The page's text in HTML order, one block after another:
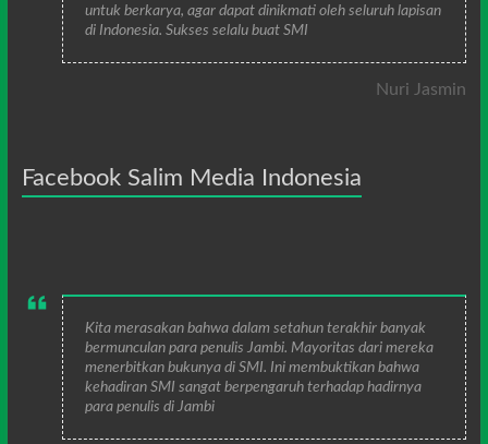
untuk berkarya, agar dapat dinikmati oleh seluruh lapisan
di Indonesia. Sukses selalu buat SMI
Nuri Jasmin
Facebook Salim Media Indonesia
Kita merasakan bahwa dalam setahun terakhir banyak
bermunculan para penulis Jambi. Mayoritas dari mereka
menerbitkan bukunya di SMI. Ini membuktikan bahwa
kehadiran SMI sangat berpengaruh terhadap hadirnya
para penulis di Jambi